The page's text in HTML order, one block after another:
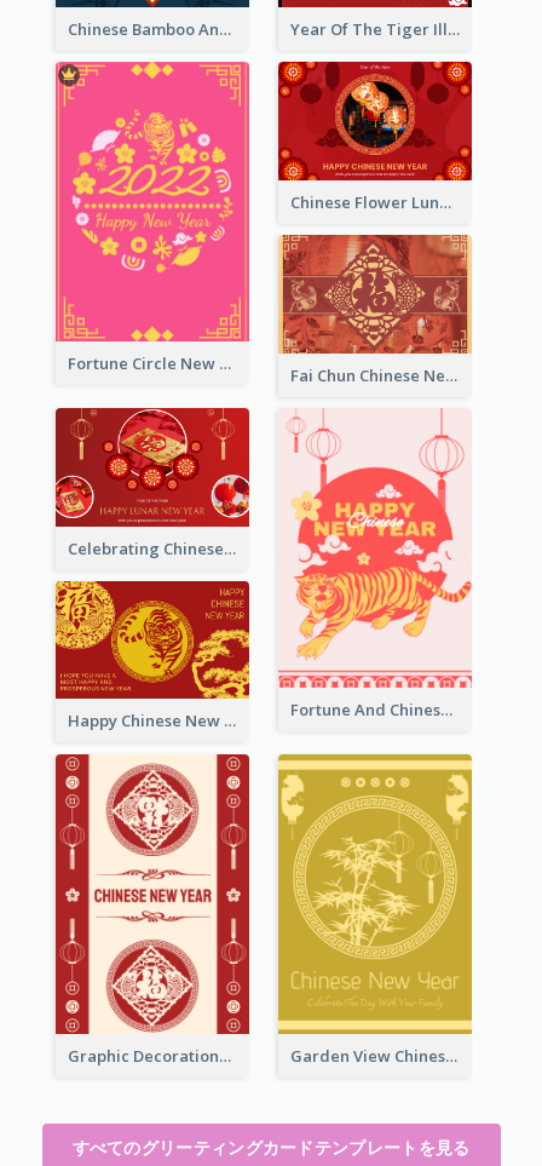
Chinese Bamboo And Lanterns New Year Greeting Card Year Of The Tiger Illustration Chinese New Year Greeting Card
Fortune Circle New Year Greeting Card
Chinese Flower Lunar New Year Greeting Card
Fai Chun Chinese New Year Greeting Card
Celebrating Chinese New Year Greeting Card
Fortune And Chinese New Year Greeting Card
Happy Chinese New Year Greeting Card With Circle illustrations
Graphic Decorations Chinese New Year Greeting Card Garden View Chinese New Year Greeting Card
すべてのグリーティングカードテンプレートを見る